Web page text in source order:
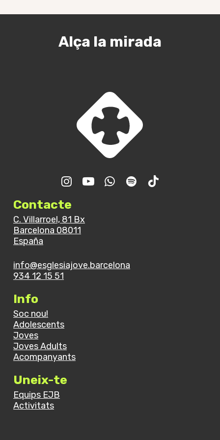
Trobada GJR – Final de
curs
Alça la mirada
Contacte
C. Villarroel, 81 Bx
Barcelona 08011
España
info@esglesiajove.barcelona
934 12 15 51
Info
Soc nou!
Adolescents
Joves
Joves Adults
Acompanyants
Uneix-te
Equips EJB
Activitats